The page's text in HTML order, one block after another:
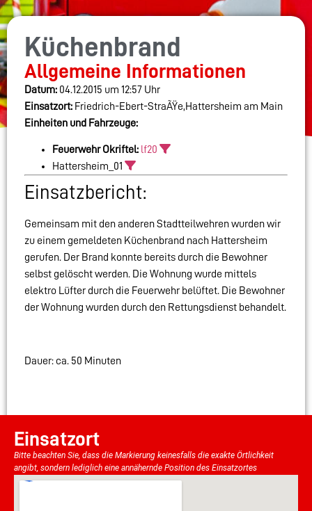
Küchenbrand
Allgemeine Informationen
Datum: 04.12.2015 um 12:57 Uhr
Einsatzort: Friedrich-Ebert-StraÃŸe,Hattersheim am Main
Einheiten und Fahrzeuge:
Feuerwehr Okriftel: lf20
Hattersheim_01
Einsatzbericht:
Gemeinsam mit den anderen Stadtteilwehren wurden wir
zu einem gemeldeten Küchenbrand nach Hattersheim
gerufen. Der Brand konnte bereits durch die Bewohner
selbst gelöscht werden. Die Wohnung wurde mittels
elektro Lüfter durch die Feuerwehr belüftet. Die Bewohner
der Wohnung wurden durch den Rettungsdienst behandelt.
Dauer: ca. 50 Minuten
Einsatzort
Bitte beachten Sie, dass die Markierung keinesfalls die exakte Örtlichkeit
angibt, sondern lediglich eine annähernde Position des Einsatzortes